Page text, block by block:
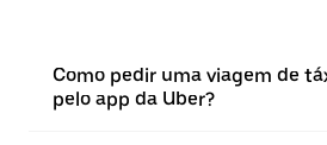
Como pedir uma viagem de
pelo app da Uber?